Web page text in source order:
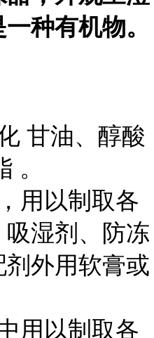
种有机物。
甘油、醇酸
。
用以制取各
湿剂、防冻
外用软膏或
用以制取各